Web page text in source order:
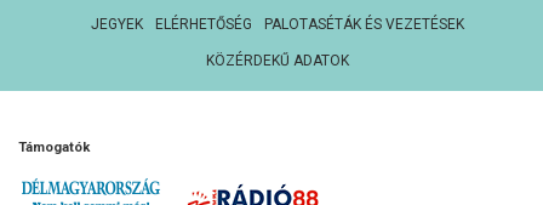
JEGYEK ELÉRHETŐSÉG PALOTASÉTÁK ÉS VEZETÉSEK
KÖZÉRDEKŰ ADATOK
Támogatók